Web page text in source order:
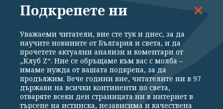
СПОРТ КУЛТУРА ТЕХНОЛОГИИ КАЛЕЙДОСКОП
Общи условия
Политика за поверителност
Реклама
Партньори Контакти
За Клуб Z
Подкрепете ни
Уважаеми читатели, вие сте тук и днес, за да
научите новините от България и света, и да
прочетете актуални анализи и коментари от
„Клуб Z“. Ние се обръщаме към вас с молба –
имаме нужда от вашата подкрепа, за да
продължим. Вече години вие, читателите ни в 97
държави на всички континенти по света,
отваряте всеки ден страницата ни в интернет в
търсене на истинска, независима и качествена